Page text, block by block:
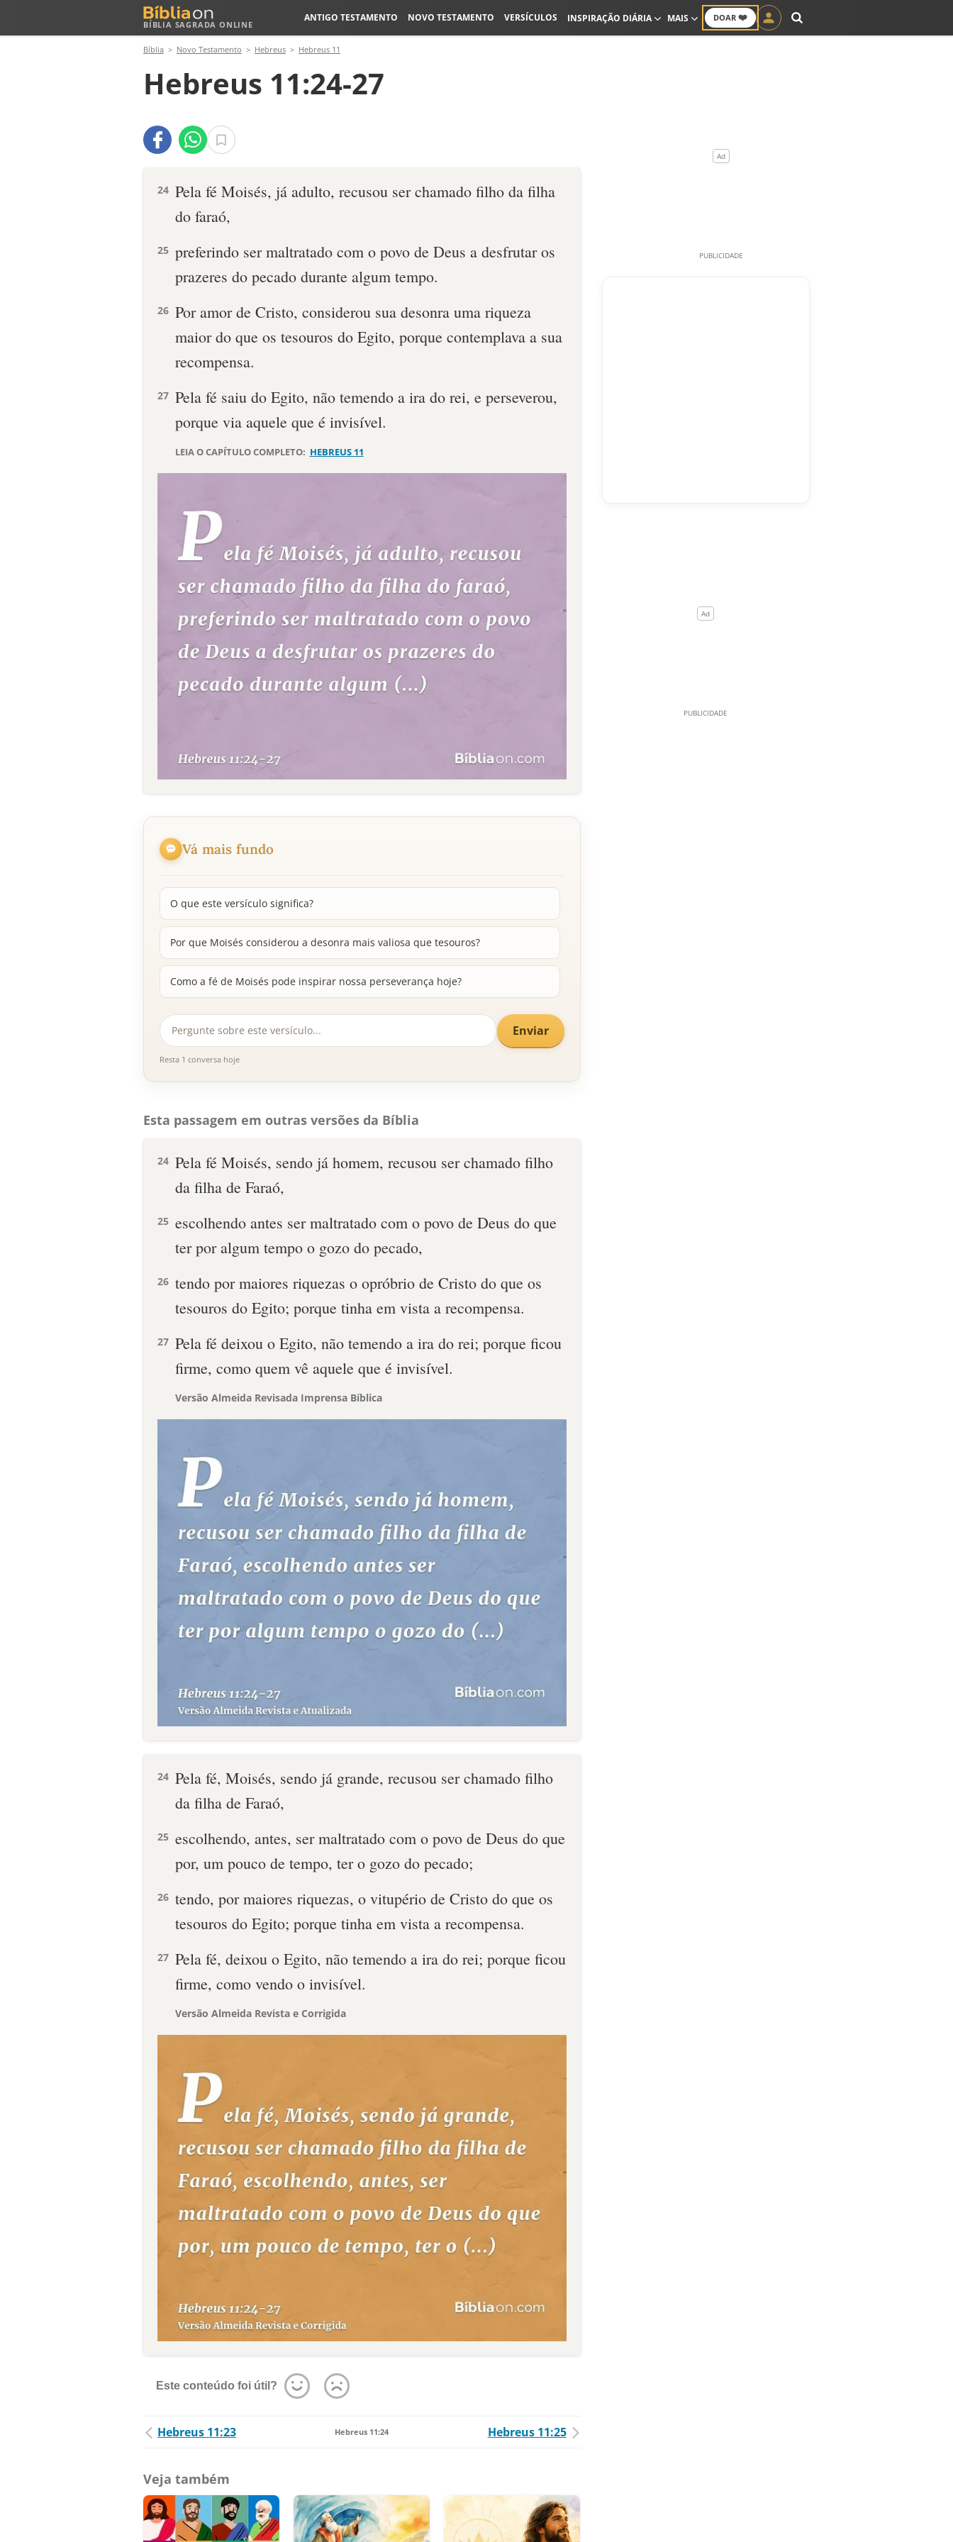
BÍBLIA SAGRADA ONLINE
DOAR ❤️
ANTIGO TESTAMENTO NOVO TESTAMENTO VERSÍCULOS INSPIRAÇÃO DIÁRIA MAIS
Bíblia Novo Testamento Hebreus Hebreus 11
Hebreus 11:24-27
24 Pela fé Moisés, já adulto, recusou ser chamado filho da filha
do faraó,
25 preferindo ser maltratado com o povo de Deus a desfrutar os
prazeres do pecado durante algum tempo.
26 Por amor de Cristo, considerou sua desonra uma riqueza
maior do que os tesouros do Egito, porque contemplava a sua
recompensa.
27 Pela fé saiu do Egito, não temendo a ira do rei, e perseverou,
porque via aquele que é invisível.
LEIA O CAPÍTULO COMPLETO: HEBREUS 11
Vá mais fundo
O que este versículo significa?
Por que Moisés considerou a desonra mais valiosa que tesouros?
Como a fé de Moisés pode inspirar nossa perseverança hoje?
Enviar
Resta 1 conversa hoje
Esta passagem em outras versões da Bíblia
24 Pela fé Moisés, sendo já homem, recusou ser chamado filho
da filha de Faraó,
25 escolhendo antes ser maltratado com o povo de Deus do que
ter por algum tempo o gozo do pecado,
26 tendo por maiores riquezas o opróbrio de Cristo do que os
tesouros do Egito; porque tinha em vista a recompensa.
27 Pela fé deixou o Egito, não temendo a ira do rei; porque ficou
firme, como quem vê aquele que é invisível.
Versão Almeida Revisada Imprensa Bíblica
24 Pela fé, Moisés, sendo já grande, recusou ser chamado filho
da filha de Faraó,
25 escolhendo, antes, ser maltratado com o povo de Deus do que
por, um pouco de tempo, ter o gozo do pecado;
26 tendo, por maiores riquezas, o vitupério de Cristo do que os
tesouros do Egito; porque tinha em vista a recompensa.
27 Pela fé, deixou o Egito, não temendo a ira do rei; porque ficou
firme, como vendo o invisível.
Versão Almeida Revista e Corrigida
Este conteúdo foi útil?
Hebreus 11:23 Hebreus 11:24 Hebreus 11:25
Veja também